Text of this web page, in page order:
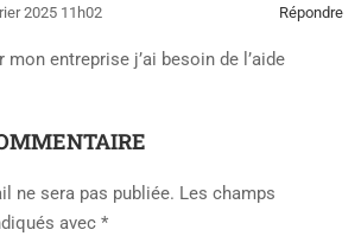
2025 11h02 Répondre
mon entreprise j’ai besoin de l’aide
ne sera pas publiée. Les champs
avec *